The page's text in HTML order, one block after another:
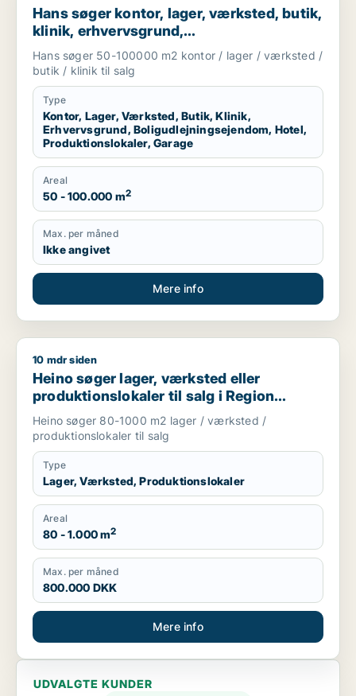
Hans søger kontor, lager, værksted, butik,
klinik, erhvervsgrund,
boligudlejningsejendom, hotel,
produktionslokaler eller garage til salg i
Region Sjælland
Hans søger 50-100000 m2 kontor / lager / værksted /
butik / klinik til salg
Type
Kontor, Lager, Værksted, Butik, Klinik,
Erhvervsgrund, Boligudlejningsejendom, Hotel,
Produktionslokaler, Garage
Areal
50 - 100.000 m2
Max. per måned
Ikke angivet
Mere info
Heino søger lager, værksted eller produktionslokaler til salg
10 mdr siden
Heino søger lager, værksted eller
produktionslokaler til salg i Region
Sjælland
Heino søger 80-1000 m2 lager / værksted /
produktionslokaler til salg
Type
Lager, Værksted, Produktionslokaler
Areal
80 - 1.000 m2
Max. per måned
800.000 DKK
Mere info
UDVALGTE KUNDER